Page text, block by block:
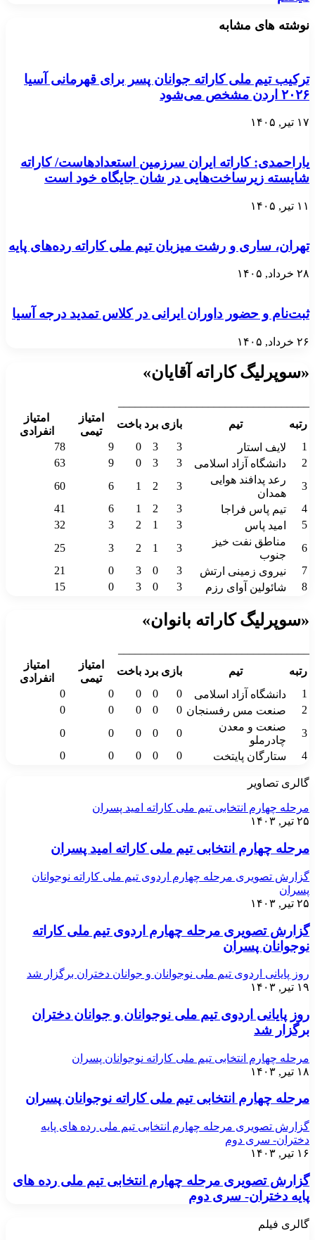
نوشته های مشابه
ترکیب تیم ملی کاراته جوانان پسر برای قهرمانی آسیا
۲۰۲۶ اردن مشخص می‌شود
۱۷ تیر, ۱۴۰۵
یاراحمدی: کاراته ایران سرزمین استعدادهاست/ کاراته
شایسته زیرساخت‌هایی در شان جایگاه خود است
۱۱ تیر, ۱۴۰۵
تهران، ساری و رشت میزبان تیم ملی کاراته رده‌های پایه
۲۸ خرداد, ۱۴۰۵
ثبت‌نام و حضور داوران ایرانی در کلاس تمدید درجه آسیا
۲۶ خرداد, ۱۴۰۵
«سوپرلیگ کاراته آقایان»
رتبه
تیم بازی برد باخت
امتیاز
تیمی
امتیاز
انفرادی
1
لایف استار 3
3
0
9
78
2
دانشگاه آزاد اسلامی 3
3
0
9
63
3
رعد پدافند هوایی
همدان
3
2
1
6
60
4
تیم پاس فراجا 3
2
1
6
41
5
امید پاس 3
1
2
3
32
6
مناطق نفت خیز
جنوب
3
1
2
3
25
7
نیروی زمینی ارتش 3
0
3
0
21
8
شائولین آوای رزم 3
0
3
0
15
«سوپرلیگ کاراته بانوان»
رتبه
تیم بازی برد باخت
امتیاز
تیمی
امتیاز
انفرادی
1
دانشگاه آزاد اسلامی 0
0
0
0
0
2
صنعت مس رفسنجان 0
0
0
0
0
3
صنعت و معدن
چادرملو
0
0
0
0
0
4
ستارگان پایتخت 0
0
0
0
0
گالری تصاویر
مرحله چهارم انتخابی تیم ملی کاراته امید پسران
۲۵ تیر, ۱۴۰۳
مرحله چهارم انتخابی تیم ملی کاراته امید پسران
گزارش تصویری مرحله چهارم اردوی تیم ملی کاراته نوجوانان
پسران
۲۵ تیر, ۱۴۰۳
گزارش تصویری مرحله چهارم اردوی تیم ملی کاراته
نوجوانان پسران
روز پایانی اردوی تیم ملی نوجوانان و جوانان دختران برگزار شد
۱۹ تیر, ۱۴۰۳
روز پایانی اردوی تیم ملی نوجوانان و جوانان دختران
برگزار شد
مرحله چهارم انتخابی تیم ملی کاراته نوجوانان پسران
۱۸ تیر, ۱۴۰۳
مرحله چهارم انتخابی تیم ملی کاراته نوجوانان پسران
گزارش تصویری مرحله چهارم انتخابی تیم ملی رده های پایه
دختران- سری دوم
۱۶ تیر, ۱۴۰۳
گزارش تصویری مرحله چهارم انتخابی تیم ملی رده های
پایه دختران- سری دوم
گالری فیلم